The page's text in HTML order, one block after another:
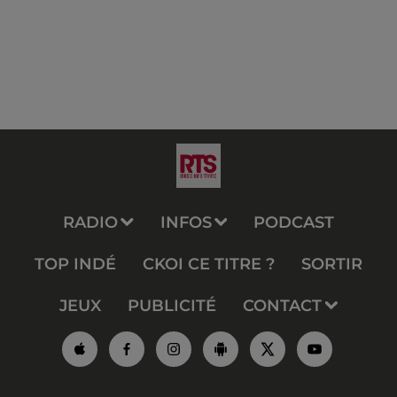
RADIO INFOS PODCAST
TOP INDÉ CKOI CE TITRE ? SORTIR
JEUX PUBLICITÉ CONTACT